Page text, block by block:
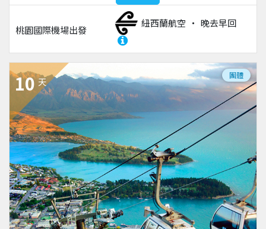
桃園國際機場出發
紐西蘭航空 晚去早回
10 天
團體